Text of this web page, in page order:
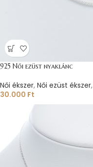
925 Női ezüst nyaklánc
Női ékszer, Női ezüst ékszer,
30.000 Ft